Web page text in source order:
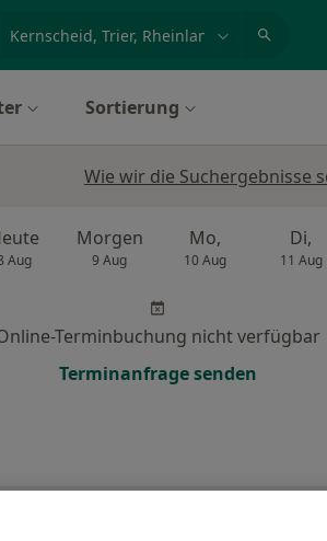
Sortierung
Wie wir die Suchergebnisse
Aug
Morgen
9 Aug
Mo,
10 Aug
Di,
11 Aug
Terminbuchung nicht verfügbar
Terminanfrage senden